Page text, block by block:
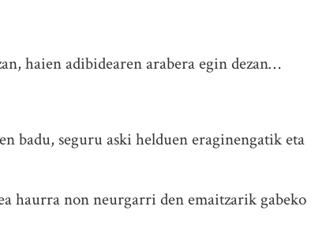
haien adibidearen arabera egin dezan…
badu, seguru aski helduen eraginengatik eta
haurra non neurgarri den emaitzarik gabeko